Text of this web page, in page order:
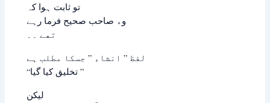
تو ﺛﺎﺑﺖ ﮨﻮﺍ ﮐﮧ
ﻭﮦ ﺻﺎﺣﺐ ﺻﺤﯿﺢ ﻓﺮﻣﺎ ﺭﮨﮯ
ﺗﮭﮯ ۔۔
ﻟﻔﻆ ” ﺍﻧﺸﺎﺀ ” ﺟﺴﮑﺎ ﻣﻄﻠﺐ ﮨﮯ
“ﺗﺨﻠﯿﻖ ﮐﯿﺎ ﮔﯿﺎ ”
ﻟﯿﮑﻦ